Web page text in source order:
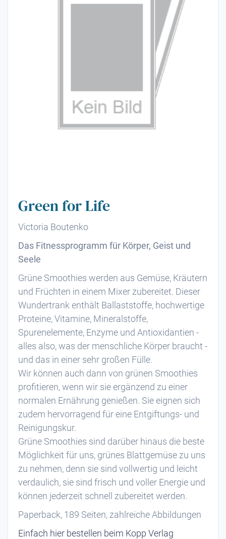
Green for Life
Victoria Boutenko
Das Fitnessprogramm für Körper, Geist und
Seele
Grüne Smoothies werden aus Gemüse, Kräutern
und Früchten in einem Mixer zubereitet. Dieser
Wundertrank enthält Ballaststoffe, hochwertige
Proteine, Vitamine, Mineralstoffe,
Spurenelemente, Enzyme und Antioxidantien -
alles also, was der menschliche Körper braucht -
und das in einer sehr großen Fülle.
Wir können auch dann von grünen Smoothies
profitieren, wenn wir sie ergänzend zu einer
normalen Ernährung genießen. Sie eignen sich
zudem hervorragend für eine Entgiftungs- und
Reinigungskur.
Grüne Smoothies sind darüber hinaus die beste
Möglichkeit für uns, grünes Blattgemüse zu uns
zu nehmen, denn sie sind vollwertig und leicht
verdaulich, sie sind frisch und voller Energie und
können jederzeit schnell zubereitet werden.
Paperback, 189 Seiten, zahlreiche Abbildungen
Einfach hier bestellen beim Kopp Verlag